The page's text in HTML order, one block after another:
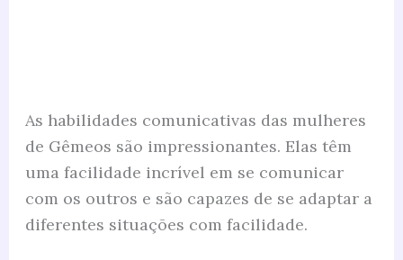
As habilidades comunicativas das mulheres
de Gêmeos são impressionantes. Elas têm
uma facilidade incrível em se comunicar
com os outros e são capazes de se adaptar a
diferentes situações com facilidade.